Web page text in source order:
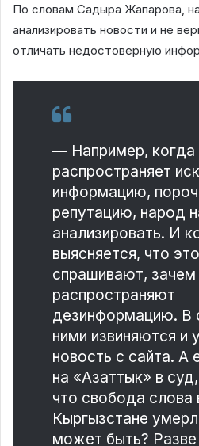
По словам Садыра Жапарова,
анализировать новости и не
отличать недостоверную
— Например, когда
распространяет
информацию,
репутацию, народ
анализировать. И
выясняется, что
спрашивают, зачем
распространяют
дезинформацию. В
ними извиняются и
новость с сайта. А
на «Азаттык» в
что свобода слова
Кыргызстане
может быть? Разве